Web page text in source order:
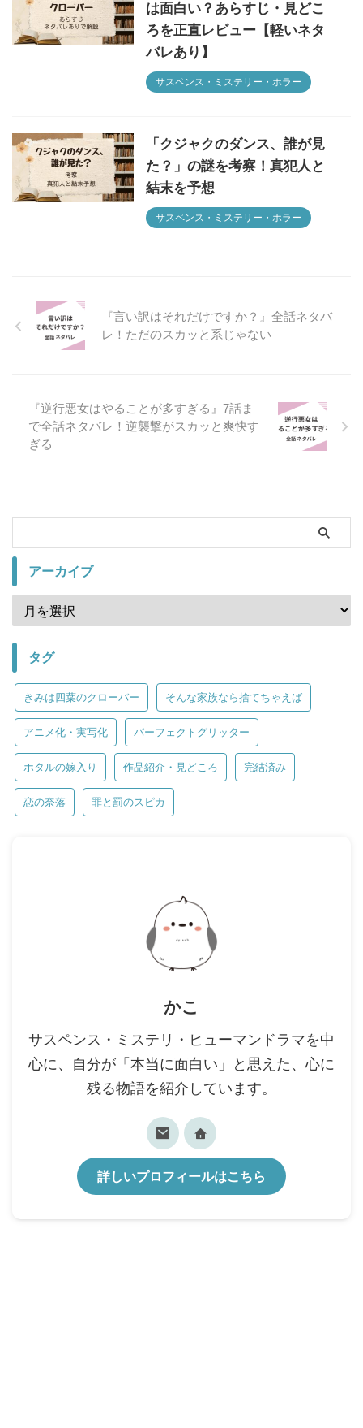
は面白い？あらすじ・見どこ
ろを正直レビュー【軽いネタ
バレあり】
サスペンス・ミステリー・ホラー
「クジャクのダンス、誰が見
た？」の謎を考察！真犯人と
結末を予想
サスペンス・ミステリー・ホラー
『言い訳はそれだけですか？』全話ネタバ
レ！ただのスカッと系じゃない
『逆行悪女はやることが多すぎる』7話ま
で全話ネタバレ！逆襲撃がスカッと爽快す
ぎる
アーカイブ
タグ
きみは四葉のクローバー そんな家族なら捨てちゃえば
アニメ化・実写化 パーフェクトグリッター
ホタルの嫁入り 作品紹介・見どころ 完結済み
恋の奈落 罪と罰のスピカ
かこ
サスペンス・ミステリ・ヒューマンドラマを中
心に、自分が「本当に面白い」と思えた、心に
残る物語を紹介しています。
詳しいプロフィールはこちら